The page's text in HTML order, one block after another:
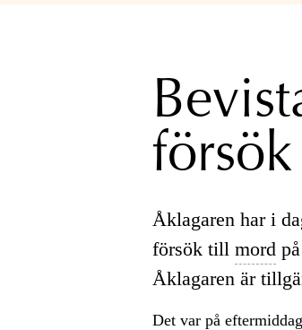
Åklagaren har i
försök till mord
Åklagaren är
Det var på